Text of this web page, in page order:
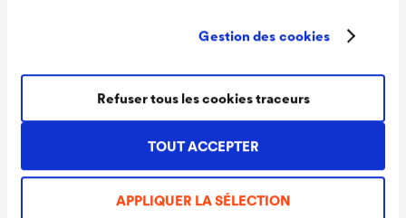
Gestion des cookies
TOUT ACCEPTER
APPLIQUER LA SÉLECTION
Refuser tous les cookies traceurs
Données techniques
100 - 120 ml/m²
Teintes
Blanc
1,0 L / 2,5 L